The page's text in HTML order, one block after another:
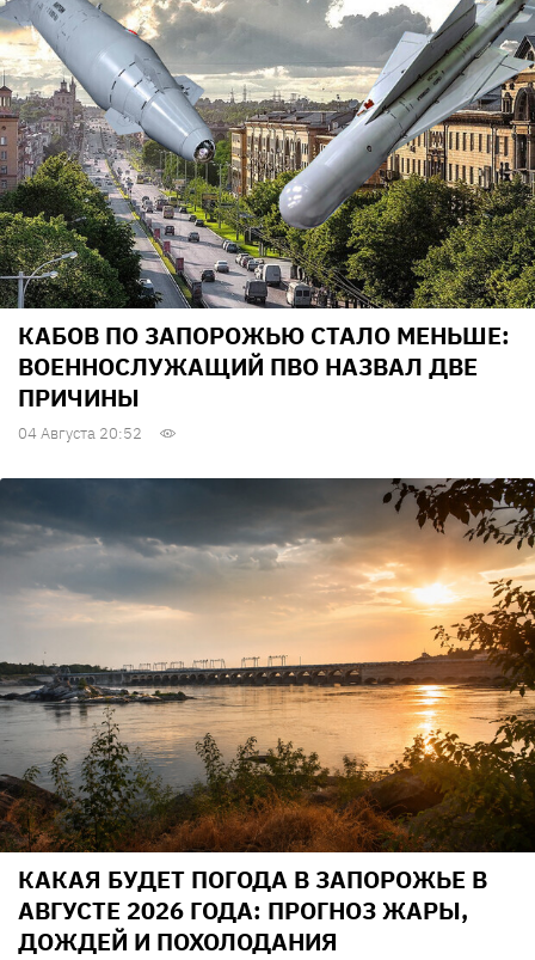
КАБОВ ПО ЗАПОРОЖЬЮ СТАЛО МЕНЬШЕ:
ВОЕННОСЛУЖАЩИЙ ПВО НАЗВАЛ ДВЕ
ПРИЧИНЫ
04 Августа 20:52
КАКАЯ БУДЕТ ПОГОДА В ЗАПОРОЖЬЕ В
АВГУСТЕ 2026 ГОДА: ПРОГНОЗ ЖАРЫ,
ДОЖДЕЙ И ПОХОЛОДАНИЯ